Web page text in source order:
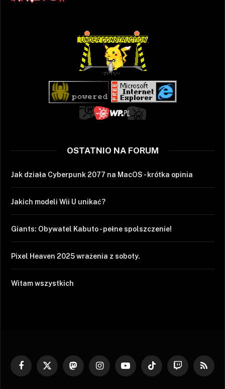
OSTATNIO NA FORUM
Jak działa Cyberpunk 2077 na MacOS - krótka opinia
Jakich modeli Wii U unikać?
Giants: Obywatel Kabuto - pełne spolszczenie!
Pixel Heaven 2025 wrażenia z soboty.
Witam wszystkich
Facebook
X
MastodonInstagramYouTubeTikTok Twitch RSS